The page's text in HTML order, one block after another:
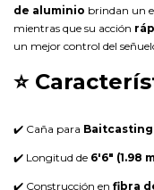
de aluminio brindan un
mientras que su acción
un mejor control del
⭐
✔️ Caña para Baitcasting
✔️ Longitud de 6'6" (1.98
✔️ Construcción en fibra